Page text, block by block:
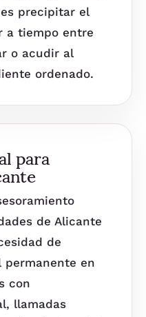
precipitar el
a tiempo entre
o acudir al
ordenado.
para
de Alicante
de
en
con
llamadas